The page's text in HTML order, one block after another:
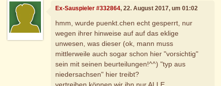
Ex-Sauspieler #332864, 22. August 2017, um 01:02
hmm, wurde puenkt.chen echt gesperrt, nur
wegen ihrer hinweise auf auf das eklige
unwesen, was dieser (ok, mann muss
mittlerweile auch sogar schon hier "vorsichtig"
sein mit seinen beurteilungen!^^) "typ aus
niedersachsen" hier treibt?
vertreiben können wir ihn nur ALLE